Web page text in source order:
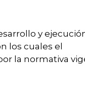
y
los cuales el
la normativa